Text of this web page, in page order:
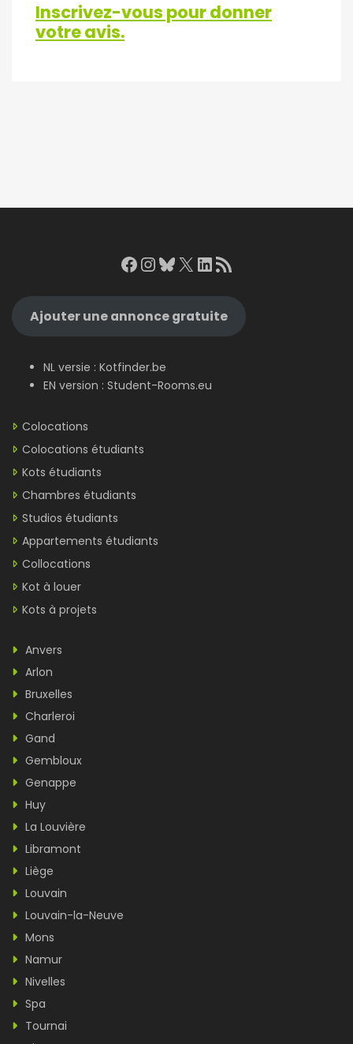
Inscrivez-vous pour donner
votre avis.
Facebook
Instagram
Bluesky
X LinkedIn
RSS Feed
Ajouter une annonce gratuite
NL versie : Kotfinder.be
EN version : Student-Rooms.eu
Colocations
Colocations étudiants
Kots étudiants
Chambres étudiants
Studios étudiants
Appartements étudiants
Collocations
Kot à louer
Kots à projets
Anvers
Arlon
Bruxelles
Charleroi
Gand
Gembloux
Genappe
Huy
La Louvière
Libramont
Liège
Louvain
Louvain-la-Neuve
Mons
Namur
Nivelles
Spa
Tournai